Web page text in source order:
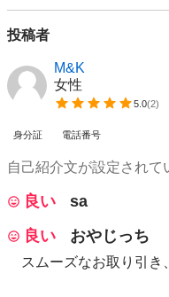
投稿者
M&K
女性
5.0(2)
身分証 電話番号
自己紹介文が設定されて
良い
sa
良い
おやじっち
スムーズなお取り引き